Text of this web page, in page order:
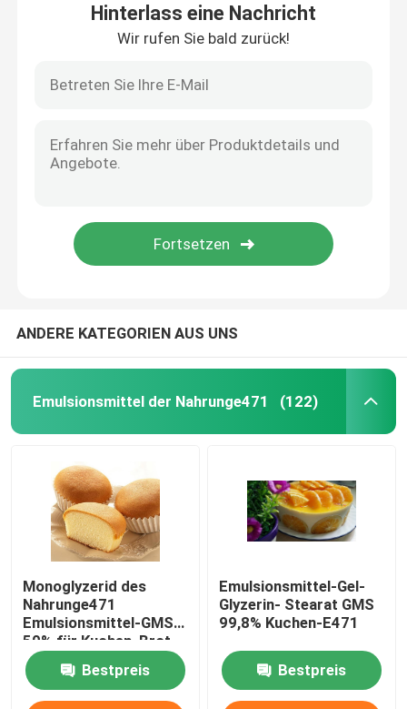
Sorbitan-Fettsäure-Ester
Eiscreme-Emulsionsmittel
Zusatzstoff für EPE-Schaum
Antistatische Zusatzstoffe
Hinterlass eine Nachricht
Wir rufen Sie bald zurück!
ANDERE KATEGORIEN AUS UNS
Emulsionsmittel der Nahrunge471 (122)
Monoglyzerid des
Nahrunge471
Emulsionsmittel-GMS
50% für Kuchen, Brot,
Süßigkeiten
Bestpreis
Emulsionsmittel-Gel-
Glyzerin- Stearat GMS
99,8% Kuchen-E471
Bestpreis